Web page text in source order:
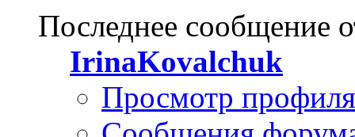
Последнее сообщение
IrinaKovalchuk
Просмотр профиля